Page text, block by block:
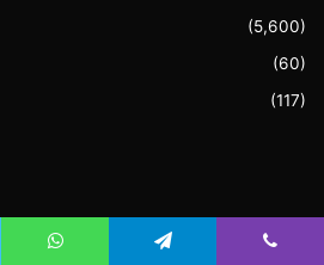
(5,600)
(60)
(117)